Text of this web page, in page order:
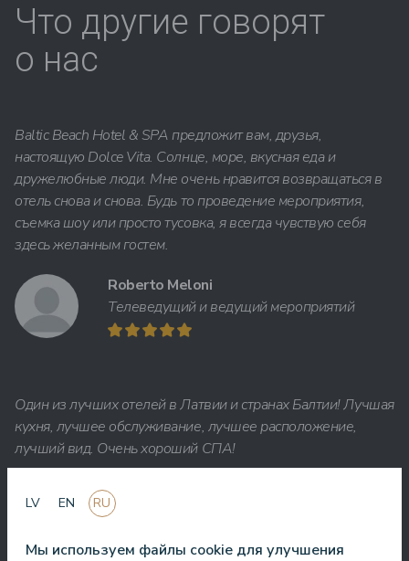
Что другие говорят
о нас
Baltic Beach Hotel & SPA предложит вам, друзья,
настоящую Dolce Vita. Солнце, море, вкусная еда и
дружелюбные люди. Мне очень нравится возвращаться в
отель снова и снова. Будь то проведение мероприятия,
съемка шоу или просто тусовка, я всегда чувствую себя
здесь желанным гостем.
Roberto Meloni
Телеведущий и ведущий мероприятий
Один из лучших отелей в Латвии и странах Балтии! Лучшая
кухня, лучшее обслуживание, лучшее расположение,
лучший вид. Очень хороший СПА!
Jānis Zavadskis
LV EN RU
Мы используем файлы cookie для улучшения